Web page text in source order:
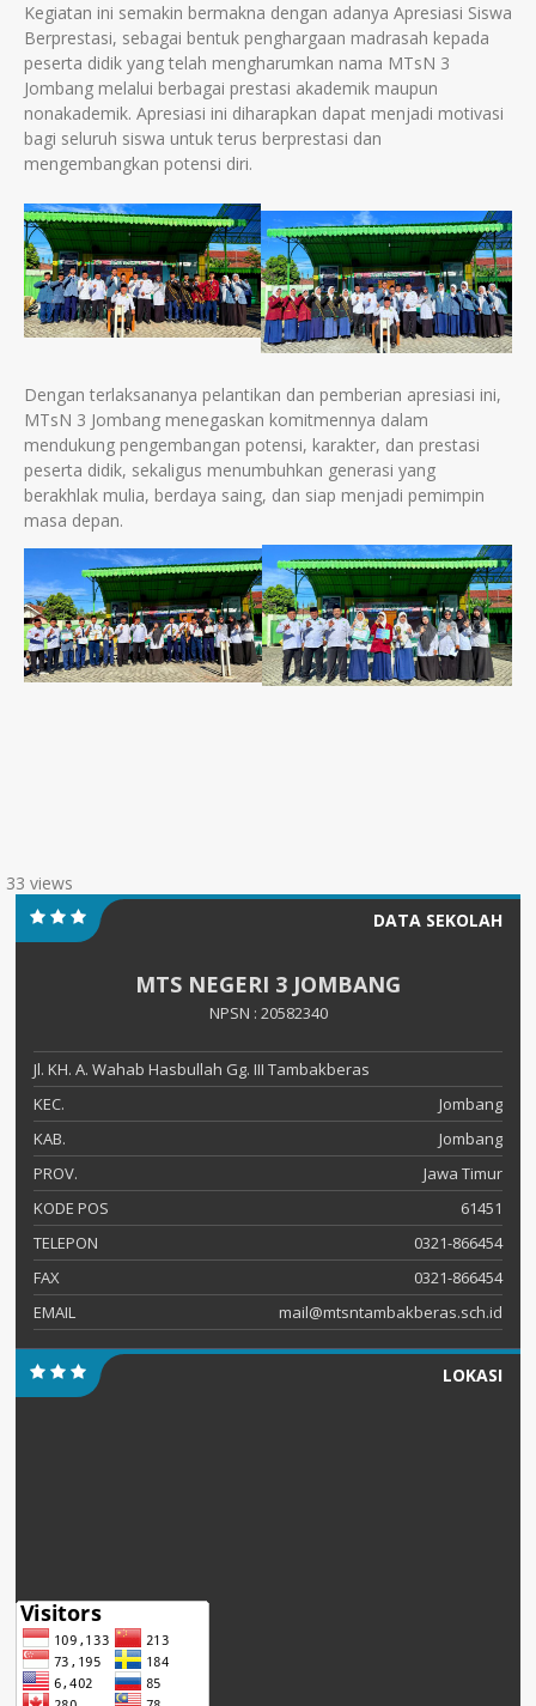
Kegiatan ini semakin bermakna dengan adanya Apresiasi Siswa
Berprestasi, sebagai bentuk penghargaan madrasah kepada
peserta didik yang telah mengharumkan nama MTsN 3
Jombang melalui berbagai prestasi akademik maupun
nonakademik. Apresiasi ini diharapkan dapat menjadi motivasi
bagi seluruh siswa untuk terus berprestasi dan
mengembangkan potensi diri.
Dengan terlaksananya pelantikan dan pemberian apresiasi ini,
MTsN 3 Jombang menegaskan komitmennya dalam
mendukung pengembangan potensi, karakter, dan prestasi
peserta didik, sekaligus menumbuhkan generasi yang
berakhlak mulia, berdaya saing, dan siap menjadi pemimpin
masa depan.
33 views
DATA SEKOLAH
MTS NEGERI 3 JOMBANG
NPSN : 20582340
Jl. KH. A. Wahab Hasbullah Gg. III Tambakberas
KEC.
Jombang
KAB.
Jombang
PROV.
Jawa Timur
KODE POS
61451
TELEPON
0321-866454
FAX
0321-866454
EMAIL
mail@mtsntambakberas.sch.id
LOKASI